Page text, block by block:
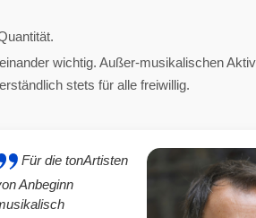
wichtig. Außer-musikalischen
stets für alle freiwillig.
Für die tonArtisten
Anbeginn